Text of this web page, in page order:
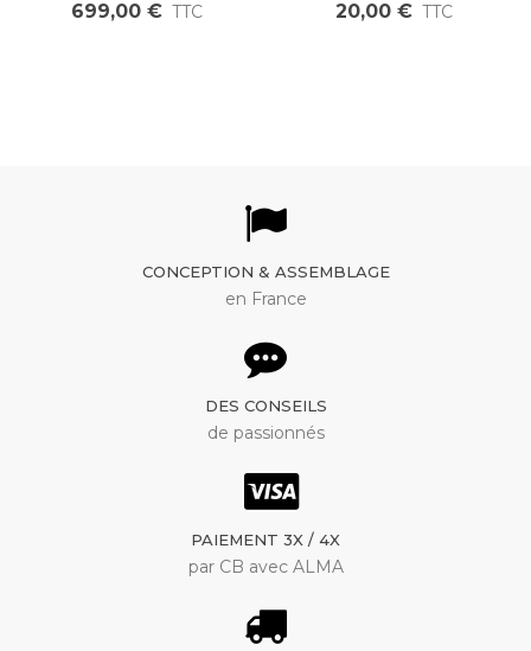
motos
699,00 € TTC
JST 3 voies
20,00 € TTC
CONCEPTION & ASSEMBLAGE
en France
DES CONSEILS
de passionnés
PAIEMENT 3X / 4X
par CB avec ALMA